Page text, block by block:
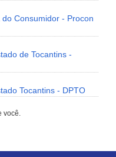
Consumidor - Procon
de Tocantins -
Tocantins - DPTO
você.